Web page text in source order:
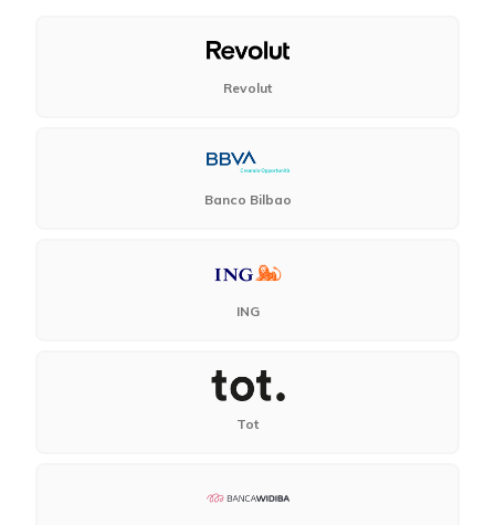
Revolut
Banco Bilbao
ING
Tot